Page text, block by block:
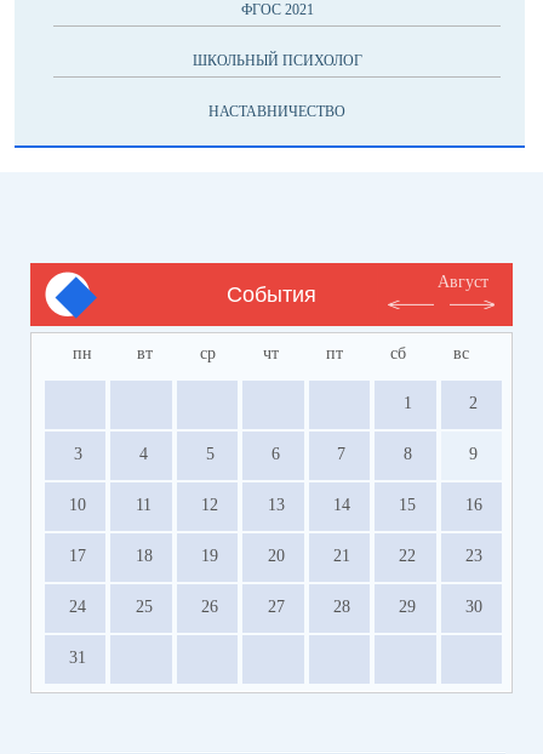
ФГОС 2021
ШКОЛЬНЫЙ ПСИХОЛОГ
НАСТАВНИЧЕСТВО
События
Август
пн вт ср чт пт сб вс
1 2
3 4 5 6 7 8 9
10 11 12 13 14 15 16
17 18 19 20 21 22 23
24 25 26 27 28 29 30
31